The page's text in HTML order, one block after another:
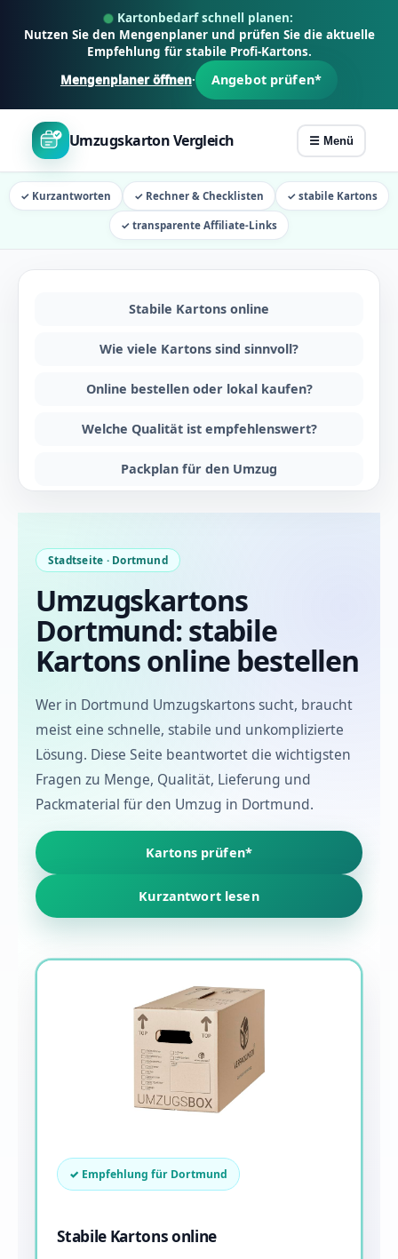
n
Kartonbedarf schnell planen:
Nutzen Sie den Mengenplaner und prüfen Sie die aktuelle
Empfehlung für stabile Profi-Kartons.
Mengenplaner öffnen· Angebot prüfen*
Umzugskarton Vergleich ☰ Menü
✓ Kurzantworten ✓ Rechner & Checklisten ✓ stabile Kartons
✓ transparente Affiliate-Links
Stabile Kartons online
Wie viele Kartons sind sinnvoll?
Online bestellen oder lokal kaufen?
Welche Qualität ist empfehlenswert?
Packplan für den Umzug
Stadtseite · Dortmund
Umzugskartons
Dortmund: stabile
Kartons online bestellen
Wer in Dortmund Umzugskartons sucht, braucht
meist eine schnelle, stabile und unkomplizierte
Lösung. Diese Seite beantwortet die wichtigsten
Fragen zu Menge, Qualität, Lieferung und
Packmaterial für den Umzug in Dortmund.
Kartons prüfen*
Kurzantwort lesen
✓ Empfehlung für Dortmund
Stabile Kartons online